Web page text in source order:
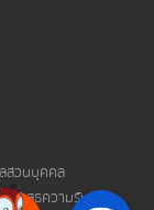
ชบัญญัติ
ส่วนบุคคล
ปฏิเสธความรับผิด